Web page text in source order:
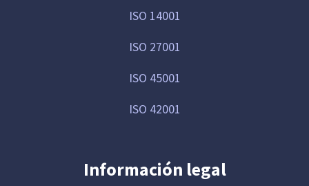
ISO 14001
ISO 27001
ISO 45001
ISO 42001
Información legal